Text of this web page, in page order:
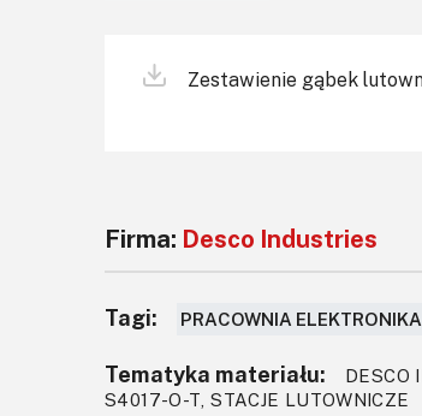
Zestawienie gąbek
Firma: Desco Industries
Tagi: PRACOWNIA ELEKTRONIKA
Tematyka materiału:
DESCO
S4017-O-T, STACJE LUTOWNICZE